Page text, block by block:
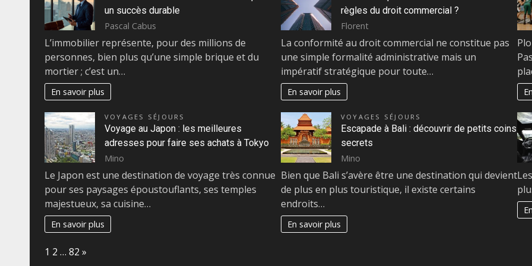
un succès durable
Pascal Cabus
L’immobilier représente, pour des millions de
personnes, bien plus qu’une simple brique et du
mortier ; c’est un…
En savoir plus
règles du droit commercial ?
Florent
La conformité au droit commercial ne constitue pas
une simple formalité administrative mais un
impératif stratégique pour toute…
En savoir plus
VOYAGES SÉJOURS
Voyage au Japon : les meilleures
adresses pour faire ses achats à Tokyo
Mino
Le Japon est une destination de voyage très connue
pour ses paysages époustouflants, ses temples
majestueux, sa cuisine…
En savoir plus
VOYAGES SÉJOURS
Escapade à Bali : découvrir de petits coins
secrets
Mino
Bien que Bali s’avère être une destination qui devient
de plus en plus touristique, il existe certains
endroits…
En savoir plus
Page:
1 2 … 82 Next
»